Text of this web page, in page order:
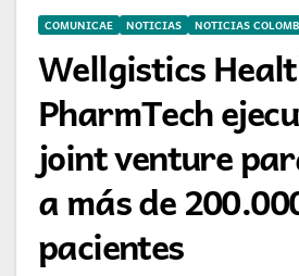
COMUNICAE NOTICIAS NOTICIAS
Wellgistics
PharmTech
joint venture
a más de
pacientes